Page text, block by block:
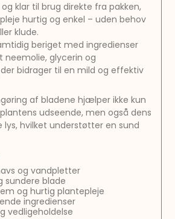
klar til brug direkte fra pakken,
hurtig og enkel – uden behov
klude.
beriget med ingredienser
neemolie, glycerin og
bidrager til en mild og effektiv
af bladene hjælper ikke kun
udseende, men også dens
hvilket understøtter en sund
og vandpletter
sundere blade
og hurtig plantepleje
ingredienser
vedligeholdelse